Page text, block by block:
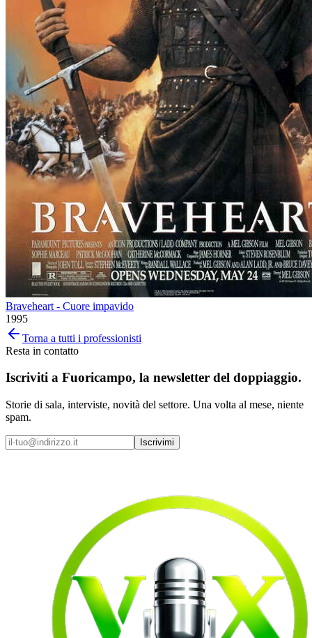
Braveheart - Cuore impavido
1995
Torna a tutti i professionisti
Resta in contatto
Iscriviti a Fuoricampo, la newsletter del doppiaggio.
Storie di sala, interviste, novità del settore. Una volta al mese, niente
spam.
Iscrivimi